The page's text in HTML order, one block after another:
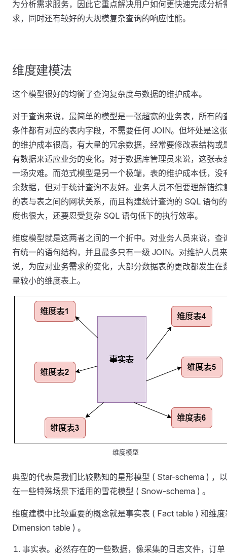
为分析需求服务，因此它重点解决用户如何更快速完成分析
求，同时还有较好的大规模复杂查询的响应性能。
维度建模法
这个模型很好的均衡了查询复杂度与数据的维护成本。
对于查询来说，最简单的模型是一张超宽的业务表，所有的
条件都有对应的表内字段，不需要任何 JOIN。但坏处是这
的维护成本很高，有大量的冗余数据，经常要修改表结构或
有数据来适应业务的变化。对于数据库管理员来说，这张表
一场灾难。而范式模型是另一个极端，表的维护成本低，没
余数据，但对于统计查询不友好。业务人员不但要理解错综
的表与表之间的网状关系，而且构建统计查询的 SQL 语句
度也很大，还要忍受复杂 SQL 语句低下的执行效率。
维度模型就是这两者之间的一个折中。对业务人员来说，查
有统一的语句结构，并且最多只有一级 JOIN。对维护人员来
说，为应对业务需求的变化，大部分数据表的更改都发生在
量较小的维度表上。
维度模型
典型的代表是我们比较熟知的星形模型 ( Star-schema ) ，
在一些特殊场景下适用的雪花模型 ( Snow-schema ) 。
维度建模中比较重要的概念就是事实表 ( Fact table ) 和维度
Dimension table ) 。
事实表。必然存在的一些数据，像采集的日志文件，订单